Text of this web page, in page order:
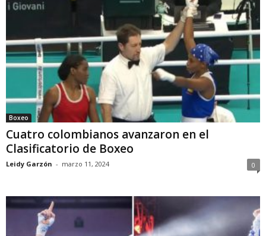
Boxeo
Cuatro colombianos avanzaron en el
Clasificatorio de Boxeo
Leidy Garzón - marzo 11, 2024 0